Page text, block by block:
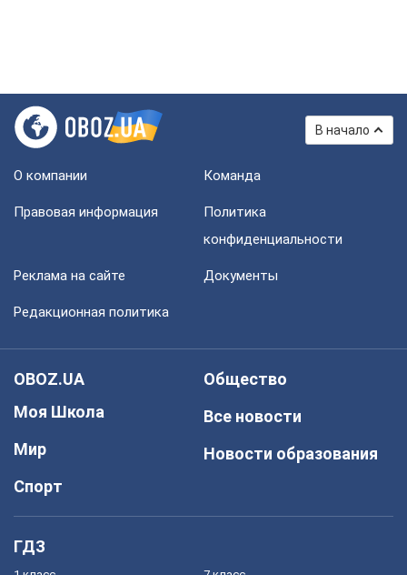
В начало
О компании Команда
Правовая информация
Политика
конфиденциальности
Реклама на сайте Документы
Редакционная политика
OBOZ.UA
Моя Школа
Мир
Спорт
Общество
Все новости
Новости образования
ГДЗ